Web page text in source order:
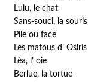
Lulu, le chat
Sans-souci, la souris
Pile ou face
Les matous d’ Osiris
Léa, l’ oie
Berlue, la tortue